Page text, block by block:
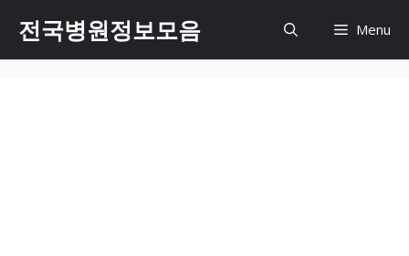
츠
전국병원정보모음 Menu